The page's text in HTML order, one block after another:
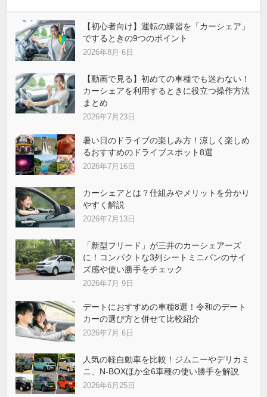
【初心者向け】運転の練習を「カーシェア」
でするときの9つのポイント
2026年8月 6日
【動画で見る】初めての車種でも迷わない！
カーシェアを利用するときに役立つ操作方法
まとめ
2026年7月23日
暑い日のドライブの楽しみ方！涼しく楽しめ
るおすすめのドライブスポット8選
2026年7月16日
カーシェアとは？仕組みやメリットを分かり
やすく解説
2026年7月13日
「新型フリード」が三井のカーシェアーズ
に！コンパクトな3列シートミニバンのサイ
ズ感や使い勝手をチェック
2026年7月 9日
デートにおすすめの車種8選！令和のデート
カーの選び方と併せて比較紹介
2026年7月 6日
人気の軽自動車を比較！ジムニーやデリカミ
ニ、N-BOXほか全6車種の使い勝手を解説
2026年6月25日